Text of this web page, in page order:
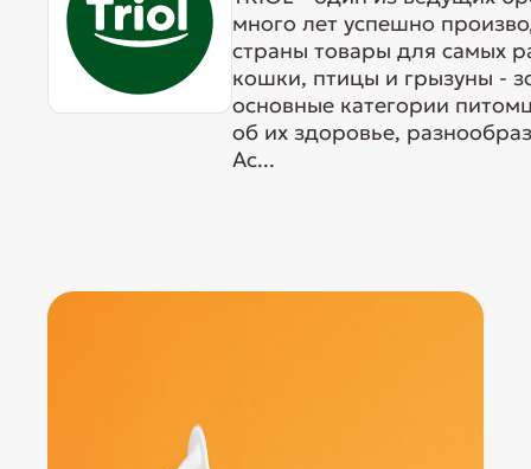
много лет успешно
страны товары для самых
кошки, птицы и грызуны -
основные категории
об их здоровье,
Ас...